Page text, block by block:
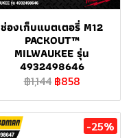
ช่องเก็บแบตเตอรี่ M12
PACKOUT™
MILWAUKEE รุ่น
4932498646
฿1,144 ฿858
-25%